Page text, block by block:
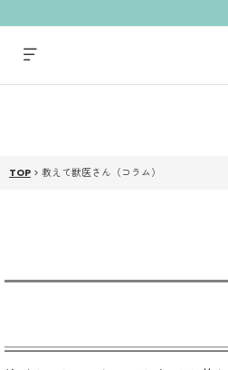
TOP > 教えて獣医さん（コラム）